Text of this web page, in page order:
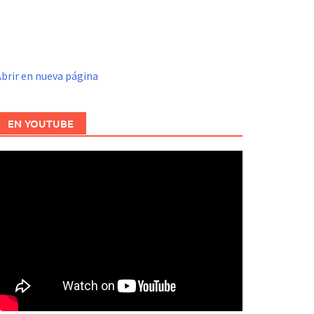
en nueva página
EN YOUTUBE